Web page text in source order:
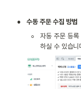
• 수동 주문 수집 방법
◦
자동 주문 등
하실 수 있습니